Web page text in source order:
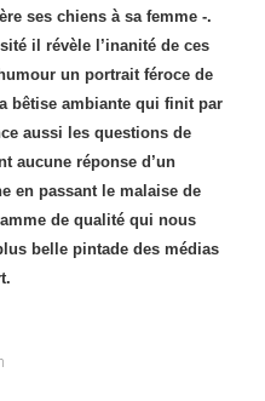
ses chiens à sa femme -.
il révèle l’inanité de ces
un portrait féroce de
bêtise ambiante qui finit par
aussi les questions de
aucune réponse d’un
en passant le malaise de
de qualité qui nous
belle pintade des médias